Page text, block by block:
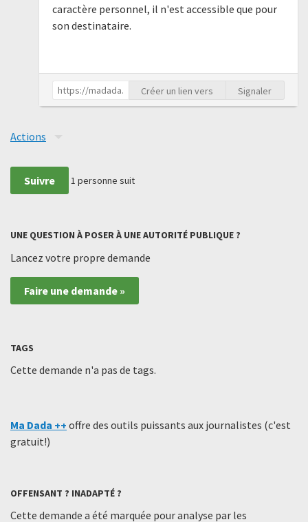
caractère personnel, il n'est accessible que pour
son destinataire.
Créer un lien vers Signaler
Actions
Suivre 1 personne suit
UNE QUESTION À POSER À UNE AUTORITÉ PUBLIQUE ?
Lancez votre propre demande
Faire une demande »
TAGS
Cette demande n'a pas de tags.
Ma Dada ++ offre des outils puissants aux journalistes (c'est
gratuit!)
OFFENSANT ? INADAPTÉ ?
Cette demande a été marquée pour analyse par les